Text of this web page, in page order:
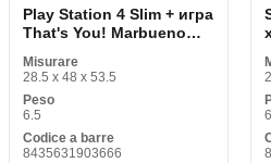
Play Station 4 Slim + игра
That's You! Marbueno
Textilene 51 x 37 x 54 cm
Misurare
28.5 x 48 x 53.5
Peso
6.5
Codice a barre
8435631903666
6